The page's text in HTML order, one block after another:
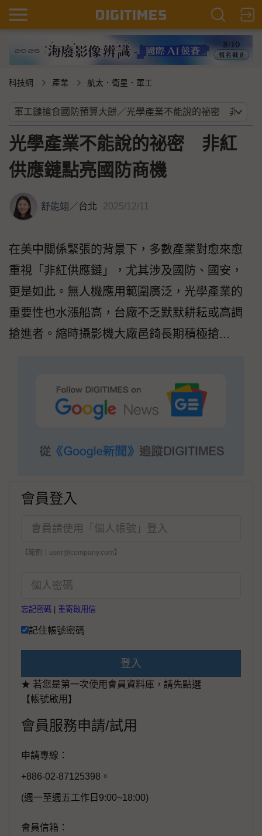
科技網 產業 航太．衛星．軍工
光學產業不能說的祕密 非紅
供應鏈點亮國防商機
舒能翊 ／台北 2025/12/11
在美中關係緊張的背景下，多數產業對愈來愈
重視「非紅供應鏈」，尤其涉及國防、國安，
更是如此。無人機應用範圍廣泛，光學產業的
重要性也水漲船高，台廠不乏默默耕耘或高調
搶進者。縮時攝影機大廠邑錡長期積極搶...
會員登入
【範例：user@company.com】
忘記密碼 重寄啟用信
記住帳號密碼
登入
★ 若您是第一次使用會員資料庫，請先點選
【帳號啟用】
會員服務申請/試用
申請專線：
+886-02-87125398。
(週一至週五工作日9:00~18:00)
會員信箱：